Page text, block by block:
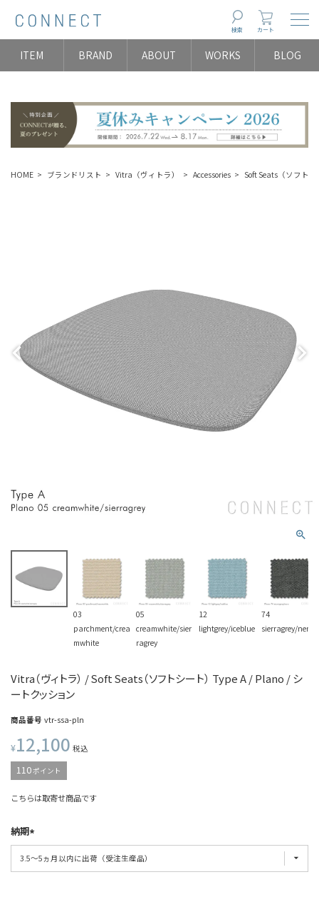
検索 カート
ITEM BRAND ABOUT WORKS BLOG
HOME ブランドリスト Vitra（ヴィトラ） Accessories Soft Seats（ソフト
Vitra（ヴィトラ） / Soft Seats（ソフトシート） Type A / Plano / シ
ートクッション
03
parchment/crea
mwhite
05
creamwhite/sier
ragrey
12
lightgrey/iceblue
74
sierragrey/nero
商品番号 vtr-ssa-pln
¥12,100 税込
110ポイント
こちらは取寄せ商品です
納期